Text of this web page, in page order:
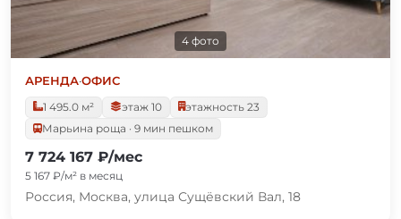
4 фото
АРЕНДА·ОФИС
1 495.0 м²
этаж 10
этажность 23
Марьина роща · 9 мин пешком
7 724 167 ₽/мес
5 167 ₽/м² в месяц
Россия, Москва, улица Сущёвский Вал, 18